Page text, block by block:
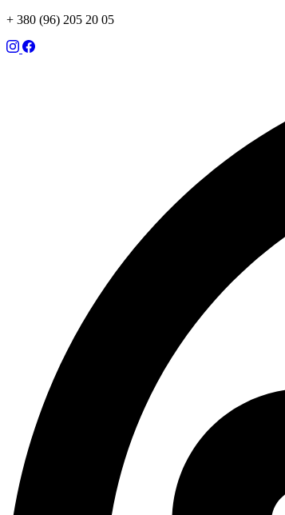
+ 380 (96) 205 20 05